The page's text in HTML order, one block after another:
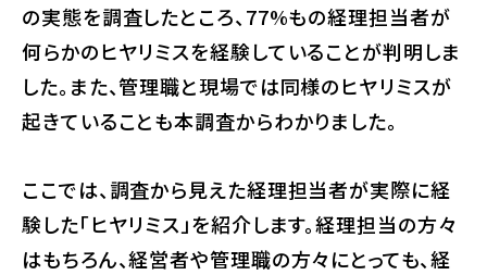
の実態を調査したところ、77%もの経理担当者が
何らかのヒヤリミスを経験していることが判明しま
した。また、管理職と現場では同様のヒヤリミスが
起きていることも本調査からわかりました。
ここでは、調査から見えた経理担当者が実際に経
験した「ヒヤリミス」を紹介します。経理担当の方々
はもちろん、経営者や管理職の方々にとっても、経